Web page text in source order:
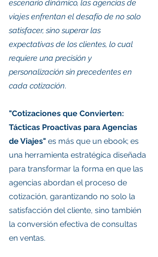
escenario dinámico, las agencias de
viajes enfrentan el desafío de no solo
satisfacer, sino superar las
expectativas de los clientes, lo cual
requiere una precisión y
personalización sin precedentes en
cada cotización.
"Cotizaciones que Convierten:
Tácticas Proactivas para Agencias
de Viajes" es más que un ebook; es
una herramienta estratégica diseñada
para transformar la forma en que las
agencias abordan el proceso de
cotización, garantizando no solo la
satisfacción del cliente, sino también
la conversión efectiva de consultas
en ventas.